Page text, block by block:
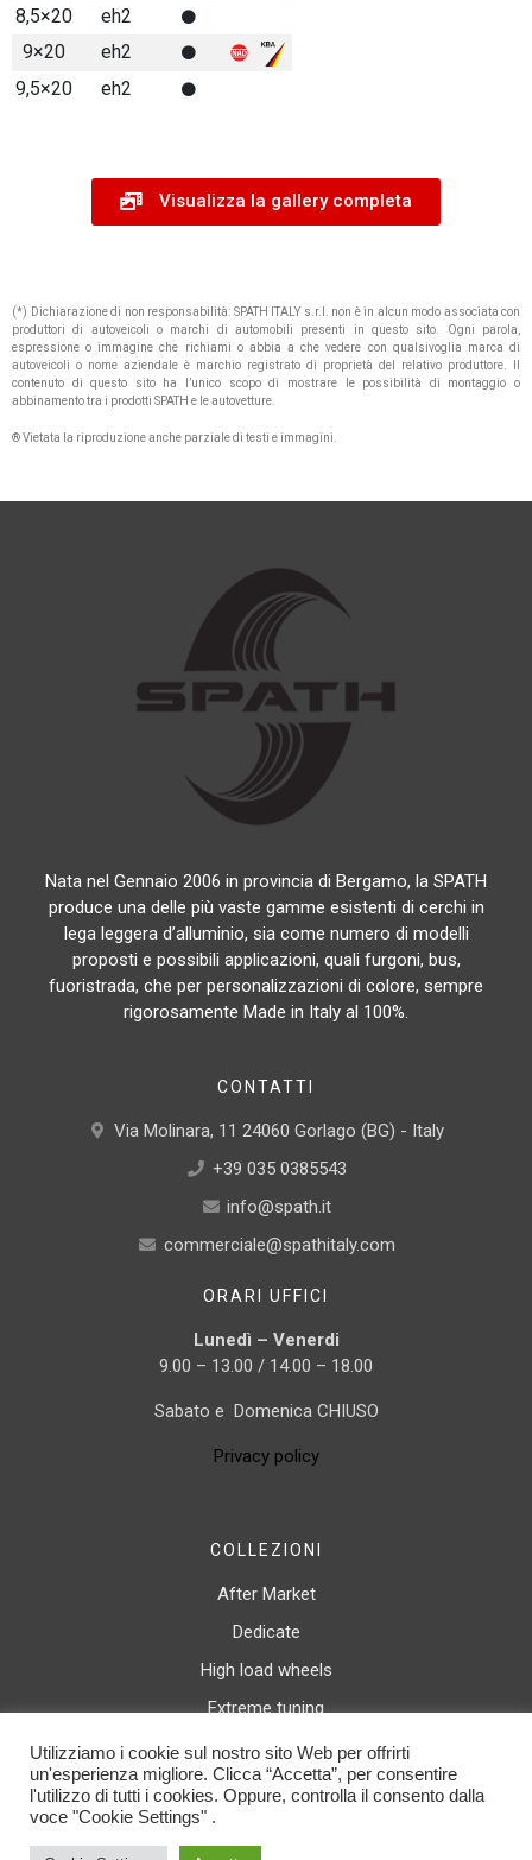
8,5×20
eh2
9×20
eh2
9,5×20
eh2
Visualizza la gallery completa
(*) Dichiarazione di non responsabilità: SPATH ITALY s.r.l. non è in alcun modo associata con
produttori di autoveicoli o marchi di automobili presenti in questo sito. Ogni parola,
espressione o immagine che richiami o abbia a che vedere con qualsivoglia marca di
autoveicoli o nome aziendale è marchio registrato di proprietà del relativo produttore. Il
contenuto di questo sito ha l’unico scopo di mostrare le possibilità di montaggio o
abbinamento tra i prodotti SPATH e le autovetture.
® Vietata la riproduzione anche parziale di testi e immagini.
Nata nel Gennaio 2006 in provincia di Bergamo, la SPATH
produce una delle più vaste gamme esistenti di cerchi in
lega leggera d’alluminio, sia come numero di modelli
proposti e possibili applicazioni, quali furgoni, bus,
fuoristrada, che per personalizzazioni di colore, sempre
rigorosamente Made in Italy al 100%.
CONTATTI
Via Molinara, 11 24060 Gorlago (BG) - Italy
+39 035 0385543
info@spath.it
commerciale@spathitaly.com
ORARI UFFICI
Lunedì – Venerdi
9.00 – 13.00 / 14.00 – 18.00
Sabato e Domenica CHIUSO
Privacy policy
COLLEZIONI
After Market
Dedicate
High load wheels
Extreme tuning
Canale rovesciato
Luxury wheels
© 2025 Spath Italy Srl. All rights reserved. C.F. / P.IVA 04468310166 | By
Utilizziamo i cookie sul nostro sito Web per offrirti
un'esperienza migliore. Clicca “Accetta”, per consentire
l'utilizzo di tutti i cookies. Oppure, controlla il consento dalla
voce "Cookie Settings" .